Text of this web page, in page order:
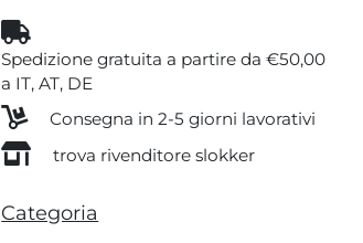
Spedizione gratuita a partire da €50,00
a IT, AT, DE
Consegna in 2-5 giorni lavorativi
trova rivenditore slokker
Categoria